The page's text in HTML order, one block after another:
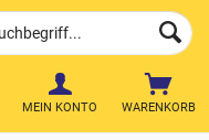
WARENKORB
MEIN KONTO